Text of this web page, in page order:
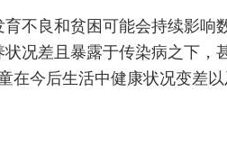
不良和贫困可能会持续影响
况差且暴露于传染病之下，
在今后生活中健康状况变差